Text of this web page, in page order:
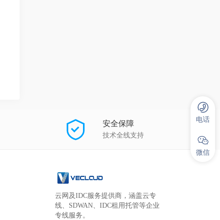
安全保障
技术全线支持
云网及IDC服务提供商，涵盖云专
线、SDWAN、IDC租用托管等企业
专线服务。
电话
微信